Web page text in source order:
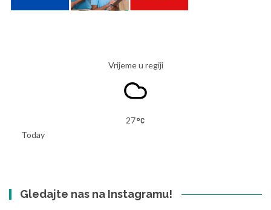
Vrijeme u regiji
27
Today
Gledajte nas na Instagramu!